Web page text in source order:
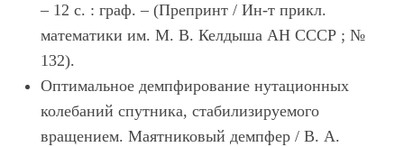
– 12 с. : граф. – (Препринт / Ин-т прикл.
математики им. М. В. Келдыша АН СССР ; №
132).
Оптимальное демпфирование нутационных
колебаний спутника, стабилизируемого
вращением. Маятниковый демпфер / В. А.